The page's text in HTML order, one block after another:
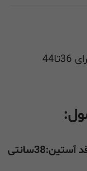
قدازجلو وپشت:65سانتی متر/قد آستین:38سانتی